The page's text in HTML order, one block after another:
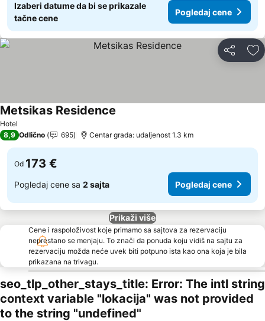
Izaberi datume da bi se prikazale
tačne cene
Pogledaj cene
Deli
Hotel
Metsikas Residence
8,9 Odlično 695 Centar grada: udaljenost 1.3 km
Od 173 €
Pogledaj cene sa 2 sajta Pogledaj cene
Prikaži više
Cene i raspoloživost koje primamo sa sajtova za rezervaciju
neprestano se menjaju. To znači da ponuda koju vidiš na sajtu za
rezervaciju možda neće uvek biti potpuno ista kao ona koja je bila
prikazana na trivagu.
seo_tlp_other_stays_title: Error: The intl string
context variable "lokacija" was not provided
to the string "undefined"